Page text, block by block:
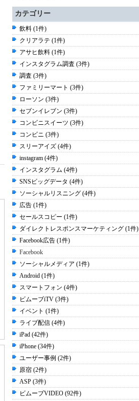
カテゴリー
飲料 (1件)
クリアラテ (1件)
アサヒ飲料 (1件)
インスタグラム調査 (3件)
調査 (3件)
ファミリーマート (3件)
ローソン (3件)
セブンイレブン (3件)
コンビニスイーツ (3件)
コンビニ (3件)
スリーアイズ (4件)
instagram (4件)
インスタグラム (4件)
SNSビッグデータ (4件)
ソーシャルリスニング (4件)
広告 (1件)
セールスコピー (1件)
ダイレクトレスポンスマーケティング (1件)
Facebook広告 (1件)
Facebook
ソーシャルメディア (1件)
Android (1件)
スマートフォン (4件)
ビムーブiTV (3件)
イベント (1件)
ライブ配信 (4件)
iPad (42件)
iPhone (34件)
ユーザー事例 (2件)
原宿 (2件)
ASP (3件)
ビムーブVIDEO (92件)